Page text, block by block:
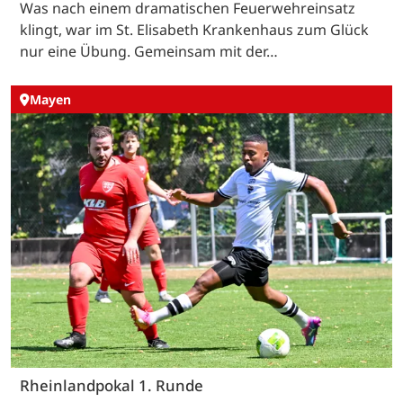
Was nach einem dramatischen Feuerwehreinsatz
klingt, war im St. Elisabeth Krankenhaus zum Glück
nur eine Übung. Gemeinsam mit der…
Mayen
Rheinlandpokal 1. Runde